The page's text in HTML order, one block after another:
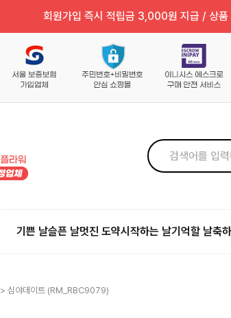
회원가입 즉시 적립금 3,000원 지급 / 상
기쁜 날슬픈 날멋진 도약시작하는 날기억할 날축
> 심야데이트 (RM_RBC9079)